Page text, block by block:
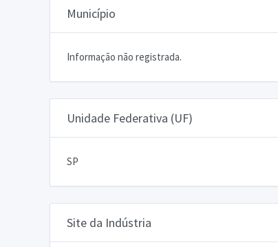
Município
Informação não registrada.
Unidade Federativa (UF)
SP
Site da Indústria